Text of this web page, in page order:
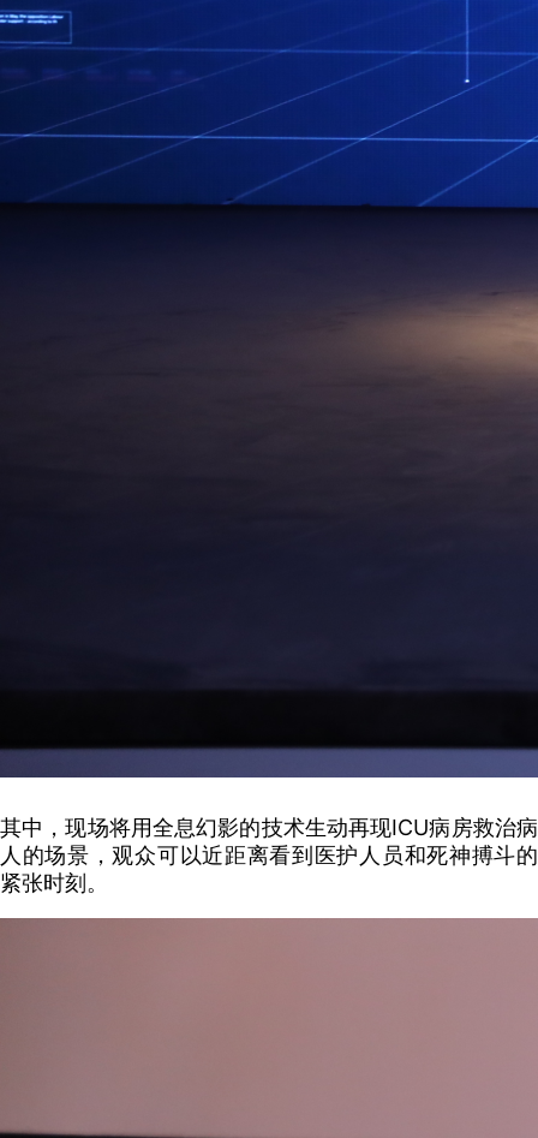
其中，现场将用全息幻影的技术生动再现ICU病房救治病
人的场景，观众可以近距离看到医护人员和死神搏斗的
紧张时刻。